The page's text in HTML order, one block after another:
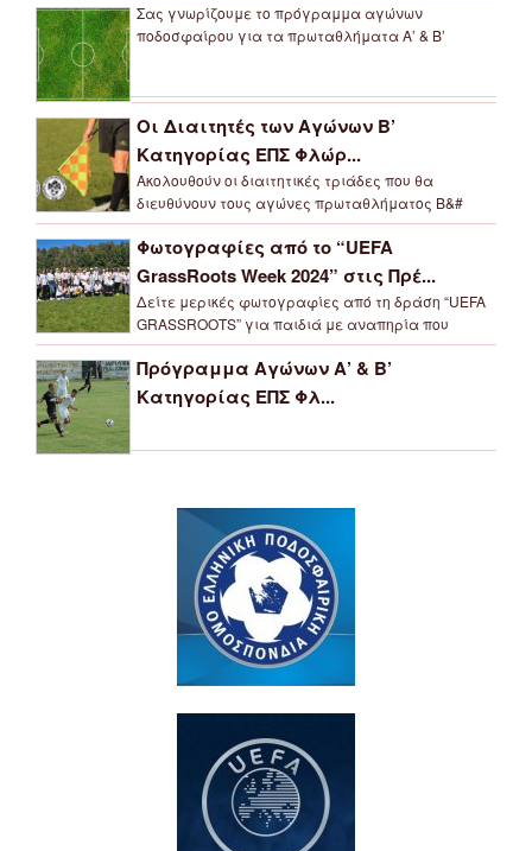
Σας γνωρίζουμε το πρόγραμμα αγώνων
ποδοσφαίρου για τα πρωταθλήματα Α’ & Β’
Οι Διαιτητές των Αγώνων Β’
Κατηγορίας ΕΠΣ Φλώρ...
Ακολουθούν οι διαιτητικές τριάδες που θα
διευθύνουν τους αγώνες πρωταθλήματος Β&#
Φωτογραφίες από το “UEFA
GrassRoots Week 2024” στις Πρέ...
Δείτε μερικές φωτογραφίες από τη δράση “UEFA
GRASSROOTS” για παιδιά με αναπηρία που
Πρόγραμμα Αγώνων Α’ & Β’
Κατηγορίας ΕΠΣ Φλ...